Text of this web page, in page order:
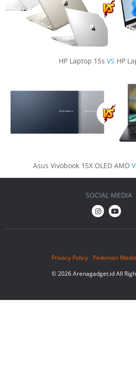
HP Laptop 15s VS HP
Asus Vivobook 15X OLED AMD
Privacy Policy
Pedoman
© 2026 Arenagadget.id All
SOCIAL MEDIA